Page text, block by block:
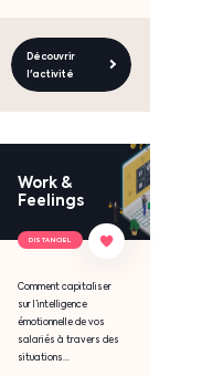
Découvrir
l'activité
Work &
Feelings
Comment capitaliser
sur l’intelligence
émotionnelle de vos
salariés à travers des
situations...
DISTANCIEL